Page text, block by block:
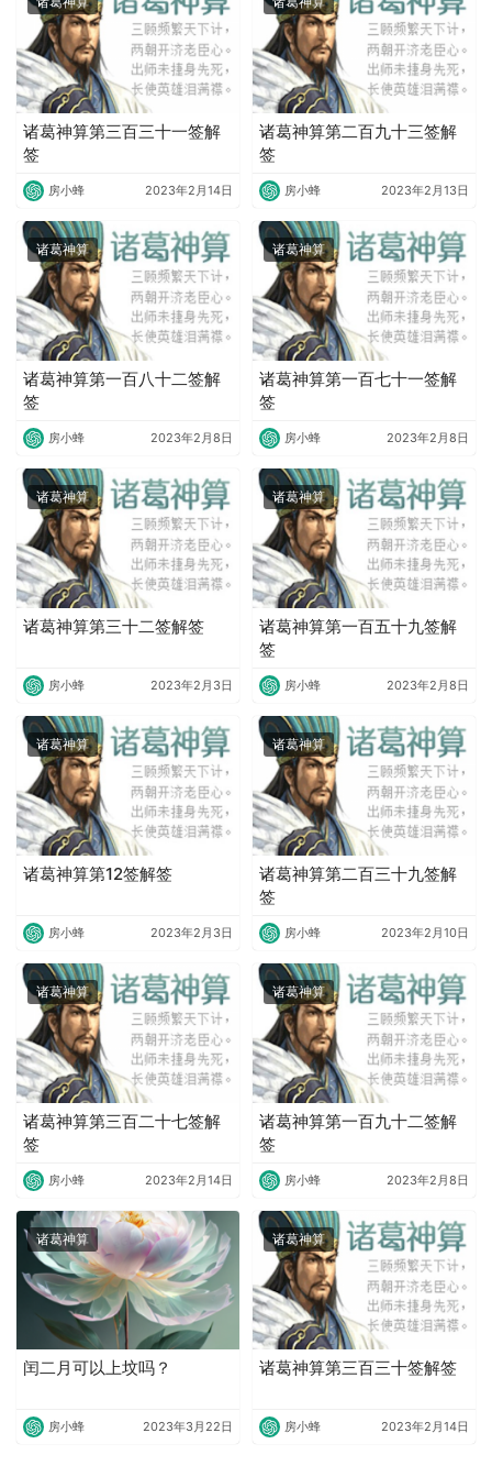
诸葛神算第三百三十一签解
签
房小蜂 2023年2月14日
诸葛神算第二百九十三签解
签
房小蜂 2023年2月13日
诸葛神算
诸葛神算第一百八十二签解
签
房小蜂 2023年2月8日
诸葛神算
诸葛神算第一百七十一签解
签
房小蜂 2023年2月8日
诸葛神算
诸葛神算第三十二签解签
房小蜂 2023年2月3日
诸葛神算
诸葛神算第一百五十九签解
签
房小蜂 2023年2月8日
诸葛神算
诸葛神算第12签解签
房小蜂 2023年2月3日
诸葛神算
诸葛神算第二百三十九签解
签
房小蜂 2023年2月10日
诸葛神算
诸葛神算第三百二十七签解
签
房小蜂 2023年2月14日
诸葛神算
诸葛神算第一百九十二签解
签
房小蜂 2023年2月8日
诸葛神算
闰二月可以上坟吗？
房小蜂 2023年3月22日
诸葛神算
诸葛神算第三百三十签解签
房小蜂 2023年2月14日